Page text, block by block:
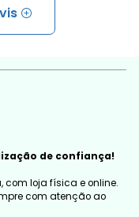
de confiança!
loja física e online.
com atenção ao